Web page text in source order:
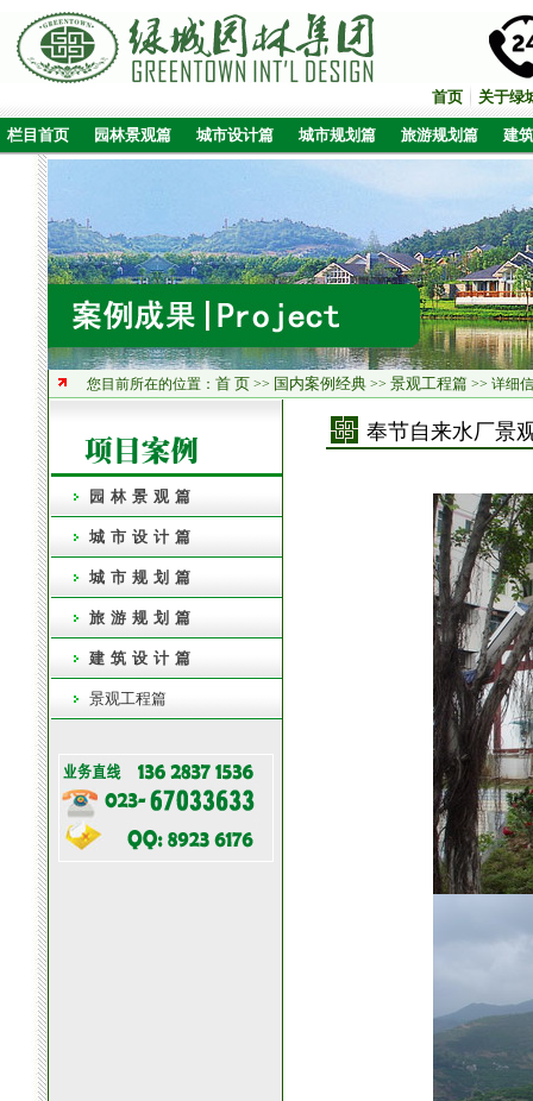
首页 关于绿
栏目首页 园林景观篇 城市设计篇 城市规划篇 旅游规划篇 建
您目前所在的位置： 首 页 >> 国内案例经典 >> 景观工程篇 >> 详细
园林景观篇
城市设计篇
城市规划篇
旅游规划篇
建筑设计篇
景观工程篇
奉节自来水厂景